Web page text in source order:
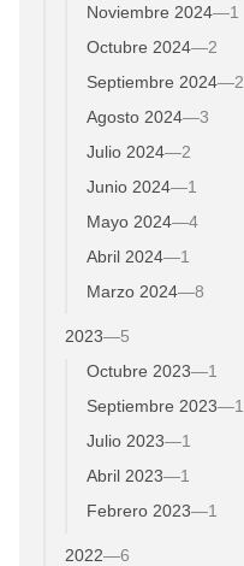
Noviembre 2024—1
Octubre 2024—2
Septiembre 2024—2
Agosto 2024—3
Julio 2024—2
Junio 2024—1
Mayo 2024—4
Abril 2024—1
Marzo 2024—8
2023—5
Octubre 2023—1
Septiembre 2023—1
Julio 2023—1
Abril 2023—1
Febrero 2023—1
2022—6